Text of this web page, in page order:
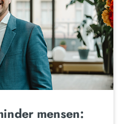
mensen: